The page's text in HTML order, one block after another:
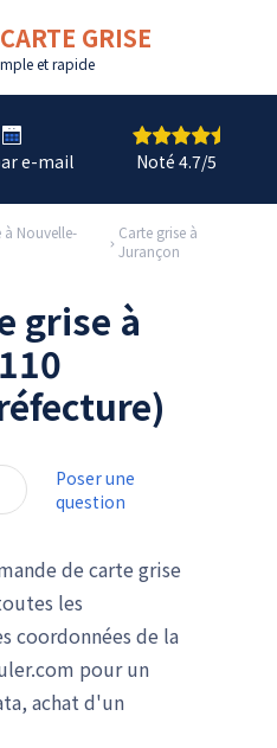
CARTE GRISE
et rapide
e-mail Noté 4.7/5
à Nouvelle-
Carte grise à
Jurançon
grise à
Poser une
question
de carte grise
les
coordonnées de la
pour un
achat d'un